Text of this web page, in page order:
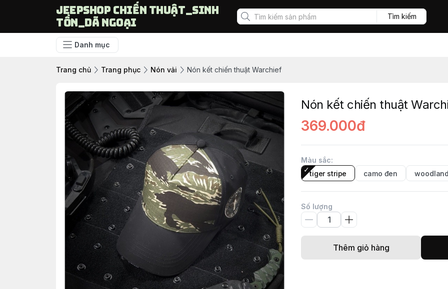
Jeepshop chiến thuật_sinh
tồn_dã ngoại
Tìm kiếm
Danh mục
Trang chủ Trang phục Nón vải Nón kết chiến thuật Warchief
Nón kết chiến thuật
369.000đ
Màu sắc:
tiger stripe
camo đen woodland
Số lượng
Thêm giỏ hàng